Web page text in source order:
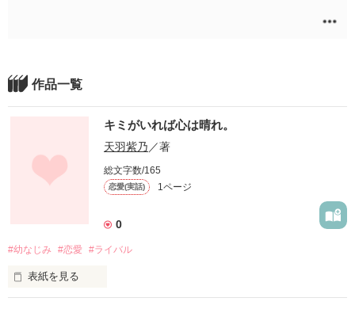
作品一覧
キミがいれば心は晴れ。
天羽紫乃 ／著
総文字数/165
恋愛(実話) 1ページ
0
#幼なじみ #恋愛 #ライバル
表紙を見る